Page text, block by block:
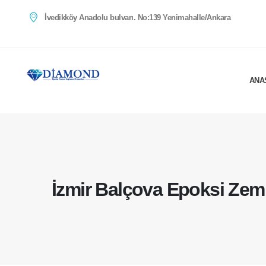
İvedikköy Anadolu bulvarı. No:139 Yenimahalle/Ankara
İzmir Balçova Epoksi